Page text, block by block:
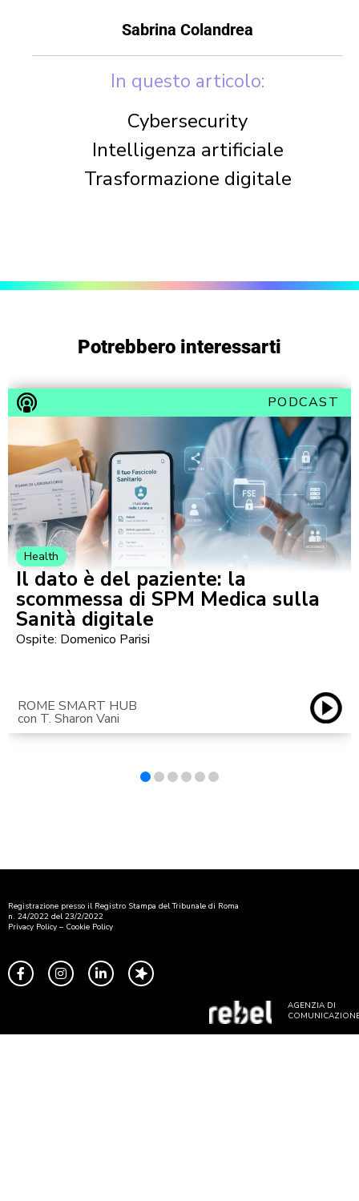
Sabrina Colandrea
In questo articolo:
Cybersecurity
Intelligenza artificiale
Trasformazione digitale
Potrebbero interessarti
PODCAST
Health
Il dato è del paziente: la
scommessa di SPM Medica sulla
Sanità digitale
Ospite: Domenico Parisi
ROME SMART HUB
con T. Sharon Vani
Registrazione presso il Registro Stampa del Tribunale di Roma
n. 24/2022 del 23/2/2022
Privacy Policy – Cookie Policy
AGENZIA DI